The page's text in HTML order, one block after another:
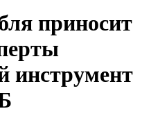
приносит
инструмент